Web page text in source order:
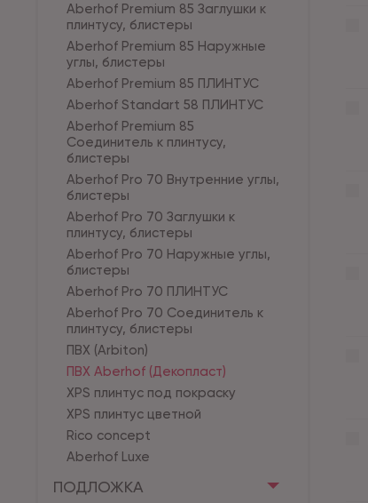
Aberhof Premium 85 Заглушки к
плинтусу, блистеры
Aberhof Premium 85 Наружные
углы, блистеры
Aberhof Premium 85 ПЛИНТУС
Aberhof Standart 58 ПЛИНТУС
Aberhof Premium 85
Соединитель к плинтусу,
блистеры
Aberhof Pro 70 Внутренние углы,
блистеры
Aberhof Pro 70 Заглушки к
плинтусу, блистеры
Aberhof Pro 70 Наружные углы,
блистеры
Aberhof Pro 70 ПЛИНТУС
Aberhof Pro 70 Соединитель к
плинтусу, блистеры
ПВХ (Arbiton)
ПВХ Aberhof (Декопласт)
XPS плинтус под покраску
XPS плинтус цветной
Rico concept
Aberhof Luxe
ПОДЛОЖКА